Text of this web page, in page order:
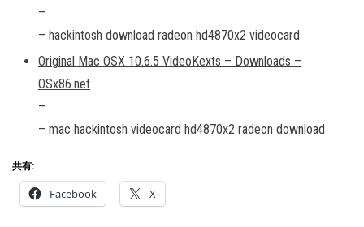
–
– hackintosh download radeon hd4870x2 videocard
Original Mac OSX 10.6.5 VideoKexts – Downloads –
OSx86.net
–
– mac hackintosh videocard hd4870x2 radeon download
共有:
Facebook X